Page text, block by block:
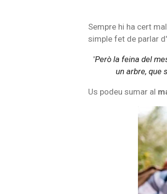
Sempre hi ha cert
simple fet de parlar
"Però la feina del
un arbre, que
Us podeu sumar al